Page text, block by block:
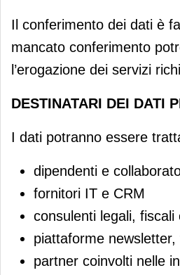
Il conferimento dei dati è
mancato conferimento
l’erogazione dei servizi
DESTINATARI DEI DATI
I dati potranno essere
dipendenti e
fornitori IT e CRM
consulenti legali,
piattaforme
partner coinvolti nelle